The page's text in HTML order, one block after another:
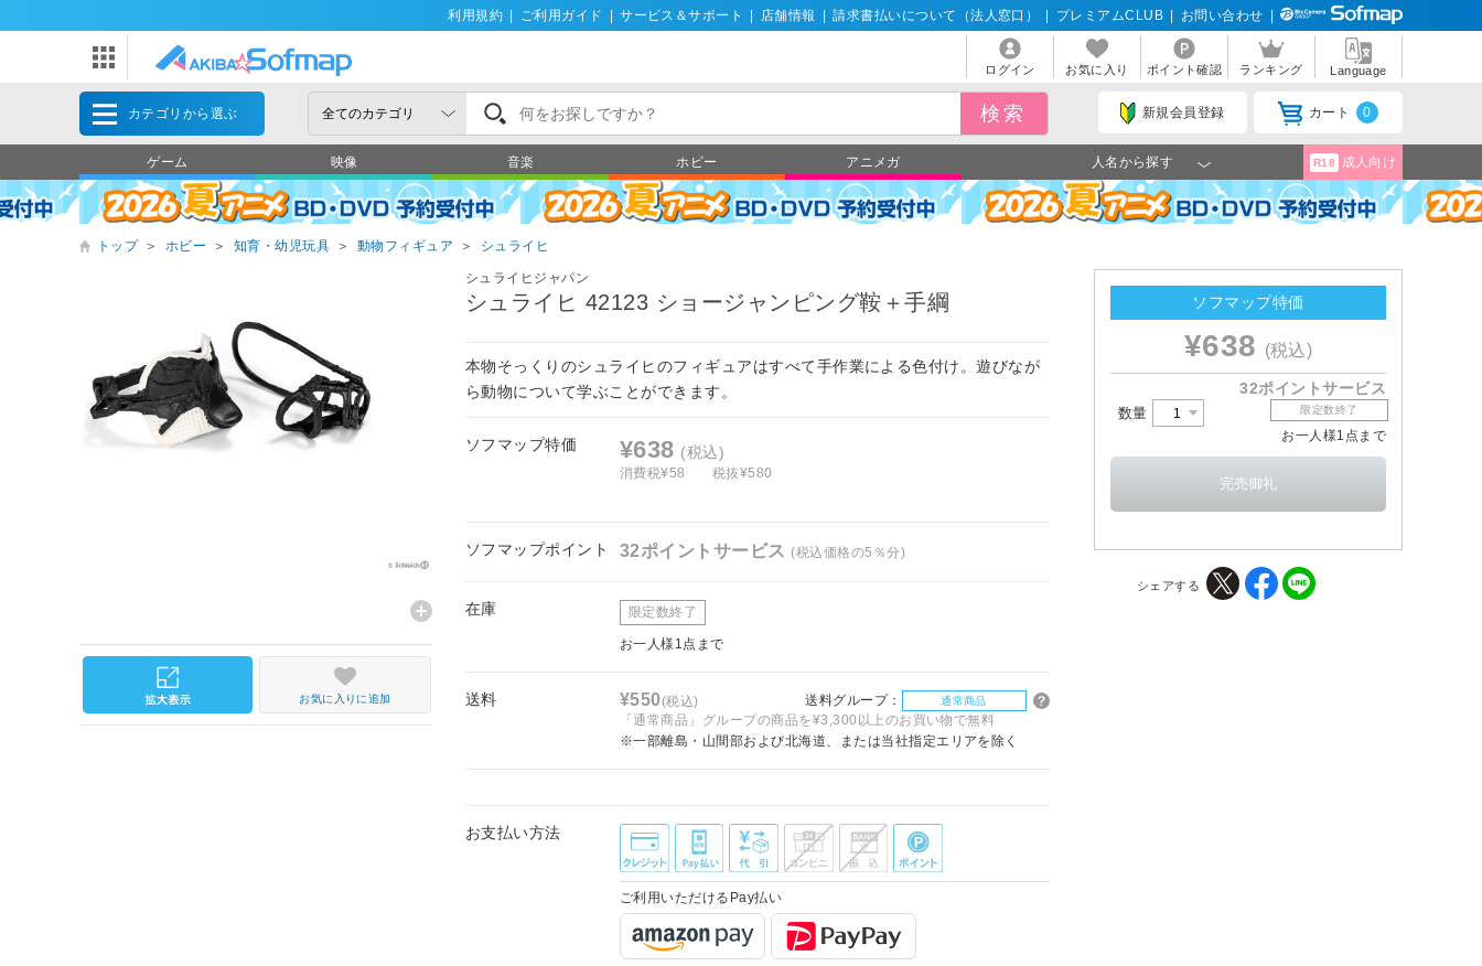
利用規約 ご利用ガイド サービス＆サポート 店舗情報 請求書払いについて（法人窓口） プレミアムCLUB お問い合わせ
ログイン お気に入り ポイント確認 ランキング Language
カテゴリから選ぶ 新規会員登録 カート 0
ゲーム 映像 音楽 ホビー アニメガ 人名から探す R18 成人向け
トップ ＞ ホビー ＞ 知育・幼児玩具 ＞ 動物フィギュア ＞ シュライヒ
シュライヒジャパン
シュライヒ 42123 ショージャンピング鞍＋手綱
本物そっくりのシュライヒのフィギュアはすべて手作業による色付け。遊びなが
ら動物について学ぶことができます。
ソフマップ特価 ¥638 (税込)
消費税¥58 税抜¥580
ソフマップポイント 32ポイントサービス(税込価格の5％分)
在庫 限定数終了
お一人様1点まで
送料 ¥550(税込) 送料グループ： 通常商品
「通常商品」グループの商品を¥3,300以上のお買い物で無料
※一部離島・山間部および北海道、または当社指定エリアを除く
お支払い方法
ご利用いただけるPay払い
お気に入りに追加
ソフマップ特価
¥638 (税込)
32ポイントサービス
数量 限定数終了
お一人様1点まで
シェアする